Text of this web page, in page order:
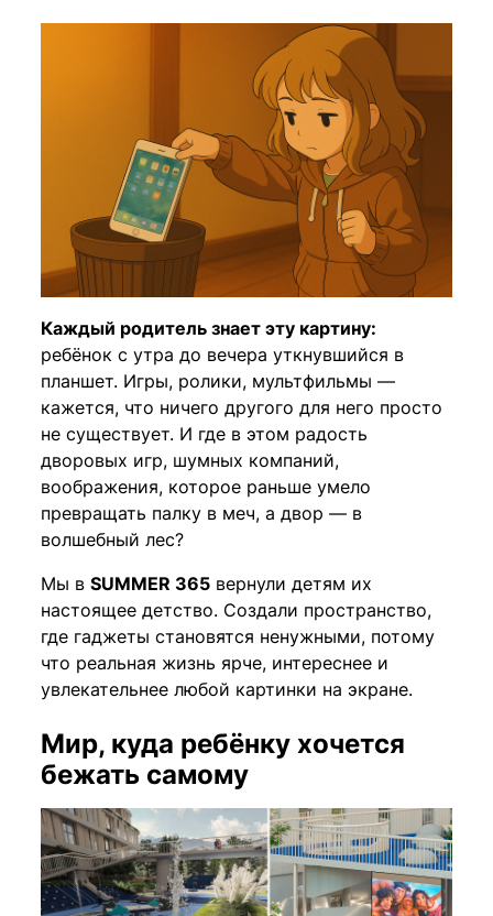
Каждый родитель знает эту картину:
ребёнок с утра до вечера уткнувшийся в
планшет. Игры, ролики, мультфильмы —
кажется, что ничего другого для него просто
не существует. И где в этом радость
дворовых игр, шумных компаний,
воображения, которое раньше умело
превращать палку в меч, а двор — в
волшебный лес?
Мы вSUMMER 365 вернули детям их
настоящее детство. Создали пространство,
где гаджеты становятся ненужными, потому
что реальная жизнь ярче, интереснее и
увлекательнее любой картинки на экране.
Мир, куда ребёнку хочется
бежать самому